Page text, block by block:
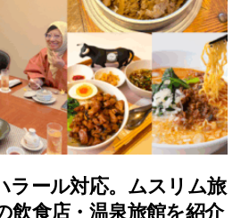
ラール対応。ムスリム旅
飲食店・温泉旅館を紹介